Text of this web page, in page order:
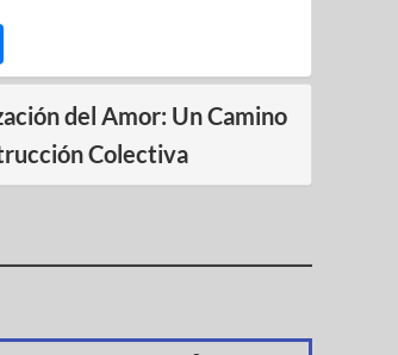
del Amor: Un Camino
Colectiva